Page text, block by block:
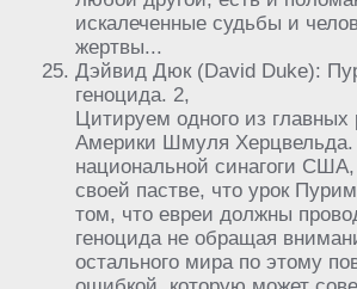
искалеченные судьбы и
жертвы...
Дэйвид Дюк (David Duke):
геноцида. 2,
Цитируем одного из главных
Америки Шмуля
национальной синагоги США,
своей пастве, что урок
том, что евреи должны
геноцида не обращая
остального мира по этому